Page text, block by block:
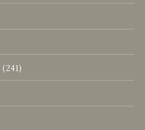
(241)